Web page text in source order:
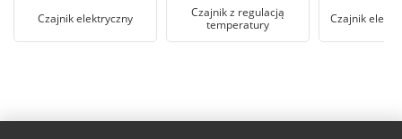
Czajnik elektryczny
Czajnik z regulacją
temperatury
Czajnik